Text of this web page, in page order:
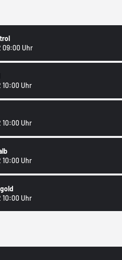
09:00 Uhr
10:00 Uhr
10:00 Uhr
10:00 Uhr
10:00 Uhr